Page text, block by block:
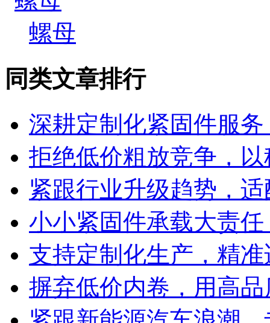
螺母
同类文章排行
深耕定制化紧固件服
拒绝低价粗放竞争，
紧跟行业升级趋势，
小小紧固件承载大责
支持定制化生产，精
摒弃低价内卷，用高